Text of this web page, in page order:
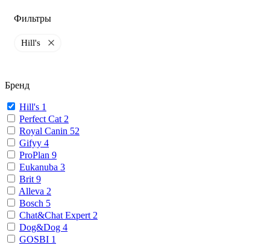
Фильтры
Hill's
Бренд
Hill's 1
Perfect Cat 2
Royal Canin 52
Gifyy 4
ProPlan 9
Eukanuba 3
Brit 9
Alleva 2
Bosch 5
Chat&Chat Expert 2
Dog&Dog 4
GOSBI 1